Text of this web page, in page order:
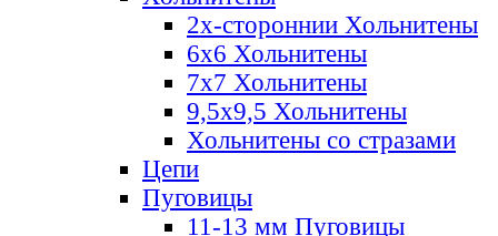
2х-стороннии Хольнитены
6х6 Хольнитены
7х7 Хольнитены
9,5х9,5 Хольнитены
Хольнитены со стразами
Цепи
Пуговицы
11-13 мм Пуговицы